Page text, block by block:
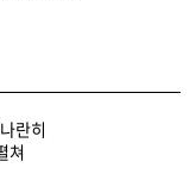
란히
쳐